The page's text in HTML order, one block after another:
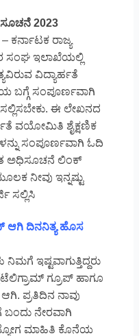
2023
ಕರ್ನಾಟಕ ರಾಜ್ಯ
ಸಂಘ ಇಲಾಖೆಯಲ್ಲಿ
ವಿದ್ಯಾರ್ಹತೆ
ಬಗ್ಗೆ ಸಂಪೂರ್ಣವಾಗಿ
ಈ ಲೇಖನದ
ವಯೋಮಿತಿ ಶೈಕ್ಷಣಿಕ
ಸಂಪೂರ್ಣವಾಗಿ ಓದಿ
ಅಧಿಸೂಚನೆ ಲಿಂಕ್
ನೀವು ಇನ್ನಷ್ಟು
ಸಲ್ಲಿಸಿ
ಆಗಿ ದಿನನಿತ್ಯ ಹೊಸ
ಇಷ್ಟವಾಗುತ್ತಿದ್ದರು
ಗ್ರೂಪ್ ಹಾಗೂ
ಪ್ರತಿದಿನ ನಾವು
ನೇರವಾಗಿ
ಮಾಹಿತಿ ಕೊನೆಯ